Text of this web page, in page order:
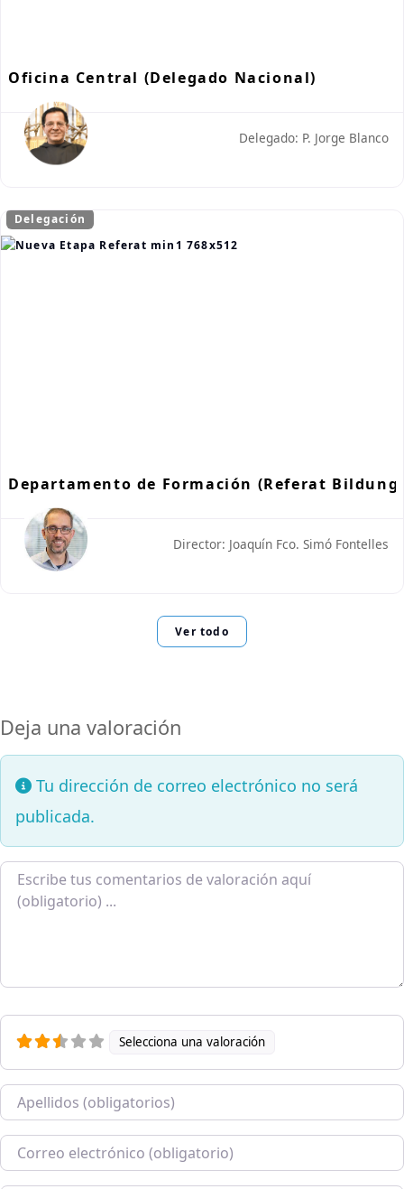
Oficina Central (Delegado Nacional)
Delegado: P. Jorge Blanco
Delegación
Departamento de Formación (Referat Bildung)
Director: Joaquín Fco. Simó Fontelles
Ver todo
Deja una valoración
Tu dirección de correo electrónico no será
publicada.
Texto de la reseña
Selecciona una valoración
Nombre
Correo electrónico